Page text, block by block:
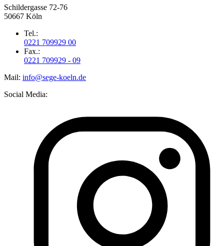
Schildergasse 72-76
50667 Köln
Tel.:
0221 709929 00
Fax.:
0221 709929 - 09
Mail: info@sege-koeln.de
Social Media: